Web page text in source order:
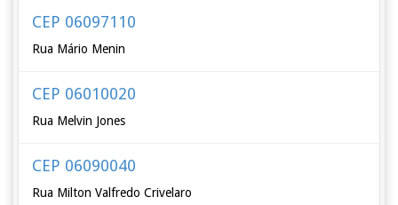
CEP 06097110
Rua Mário Menin
CEP 06010020
Rua Melvin Jones
CEP 06090040
Rua Milton Valfredo Crivelaro